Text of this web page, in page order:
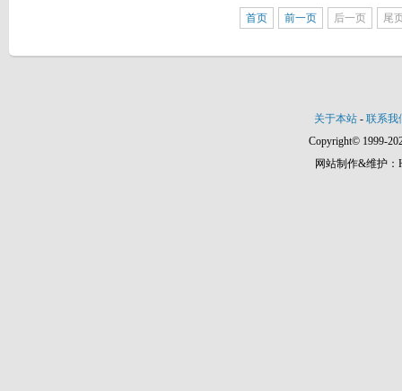
首页 前一页 后一页 尾
关于本站 - 联系我
Copyright© 1999-
网站制作&维护